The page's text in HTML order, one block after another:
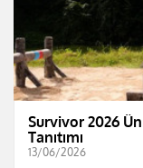
Survivor 2026
Tanıtımı
13/06/2026